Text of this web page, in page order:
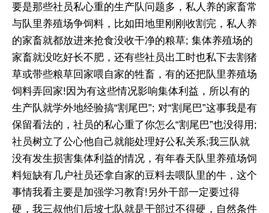
要是那些社员私心重的生产队问题多，私人养的家畜常
与队里养殖场争饲料，比如田地里刚刚收割完，私人养
的家畜就都放进来抢食没收干净的粮草; 集体养殖场的
家畜就没吃好长不肥，还有些社员出工时也私下去割猪
草或带些粮草回家喂自家的牲畜，有的还把队里养殖场
饲料弄回家!因为有这些情况影响集体利益，所以有的
生产队就学外地经验搞“割尾巴”; 对“割尾巴”这事我是有
保留看法的，社员的私心重了你怎么“割尾巴”也没得用;
社员树立了公心他自己就能处理好公私关系;我三队就
没有发生损害集体利益的情况，有年春天队里养殖场饲
料短缺有几户社员还拿自家的豆料去喂队里的牛，这个
事情我看主要是加强学习教育!另外干部一定要过得
硬，我三叔他们后坡七队就是干部过不得硬，自然条件